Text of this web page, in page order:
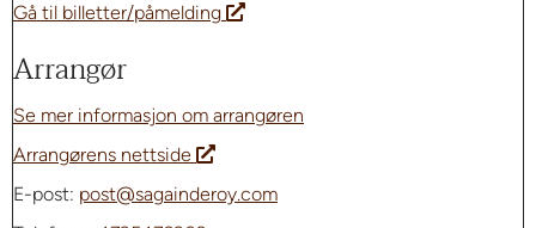
Gå til billetter/påmelding
Arrangør
Se mer informasjon om arrangøren
Arrangørens nettside
E-post: post@sagainderoy.com